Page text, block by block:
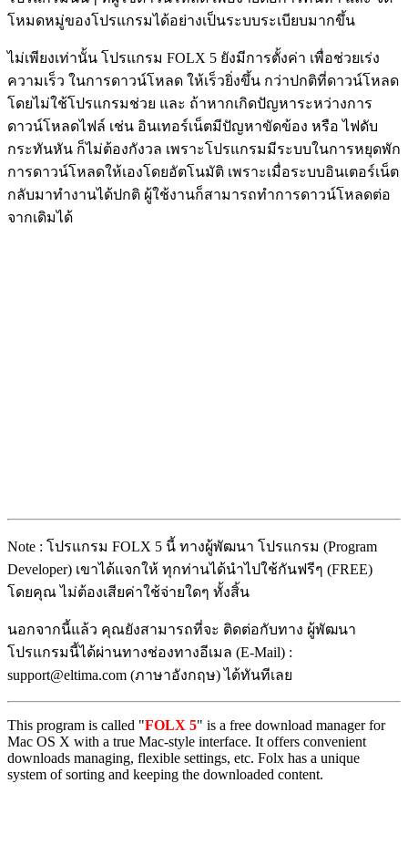
โหมดหมู่ของโปรแกรมได้อย่างเป็นระบบระเบียบมากขึ้น
ไม่เพียงเท่านั้น โปรแกรม FOLX 5 ยังมีการตั้งค่า เพื่อช่วยเร่ง
ความเร็ว ในการดาวน์โหลด ให้เร็วยิ่งขึ้น กว่าปกติที่ดาวน์โหลด
โดยไม่ใช้โปรแกรมช่วย และ ถ้าหากเกิดปัญหาระหว่างการ
ดาวน์โหลดไฟล์ เช่น อินเทอร์เน็ตมีปัญหาขัดข้อง หรือ ไฟดับ
กระทันหัน ก็ไม่ต้องกังวล เพราะโปรแกรมมีระบบในการหยุดพัก
การดาวน์โหลดให้เองโดยอัตโนมัติ เพราะเมื่อระบบอินเตอร์เน็ต
กลับมาทำงานได้ปกติ ผู้ใช้งานก็สามารถทำการดาวน์โหลดต่อ
จากเดิมได้
Note : โปรแกรม FOLX 5 นี้ ทางผู้พัฒนา โปรแกรม (Program
Developer) เขาได้แจกให้ ทุกท่านได้นำไปใช้กันฟรีๆ (FREE)
โดยคุณ ไม่ต้องเสียค่าใช้จ่ายใดๆ ทั้งสิ้น
นอกจากนี้แล้ว คุณยังสามารถที่จะ ติดต่อกับทาง ผู้พัฒนา
โปรแกรมนี้ได้ผ่านทางช่องทางอีเมล (E-Mail) :
support@eltima.com (ภาษาอังกฤษ) ได้ทันทีเลย
This program is called "FOLX 5" is a free download manager for
Mac OS X with a true Mac-style interface. It offers convenient
downloads managing, flexible settings, etc. Folx has a unique
system of sorting and keeping the downloaded content.